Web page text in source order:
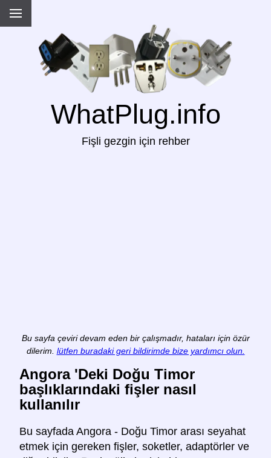
WhatPlug.info
Fişli gezgin için rehber
Bu sayfa çeviri devam eden bir çalışmadır, hataları için özür
dilerim. lütfen buradaki geri bildirimde bize yardımcı olun.
Angora 'Deki Doğu Timor
başlıklarındaki fişler nasıl
kullanılır
Bu sayfada Angora - Doğu Timor arası seyahat
etmek için gereken fişler, soketler, adaptörler ve